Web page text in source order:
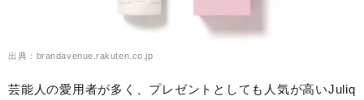
出典：brandavenue.rakuten.co.jp
芸能人の愛用者が多く、プレゼントとしても人気が高いJuliq